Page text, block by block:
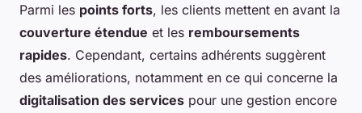
Parmi les points forts, les clients mettent en avant la
couverture étendue et les remboursements
rapides. Cependant, certains adhérents suggèrent
des améliorations, notamment en ce qui concerne la
digitalisation des services pour une gestion encore